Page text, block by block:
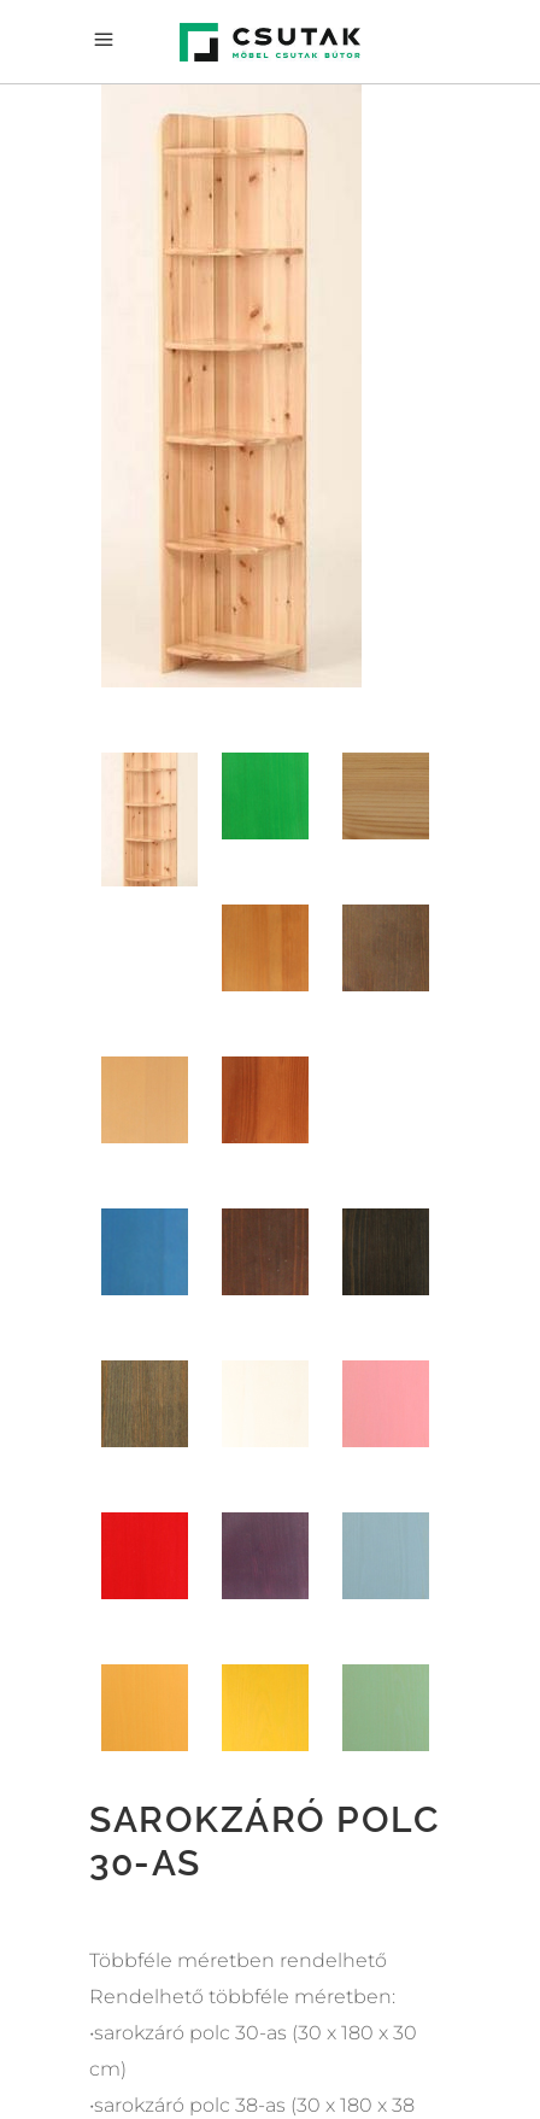
SAROKZÁRÓ POLC
30-AS
Többféle méretben rendelhető
Rendelhető többféle méretben:
•sarokzáró polc 30-as (30 x 180 x 30
cm)
•sarokzáró polc 38-as (30 x 180 x 38